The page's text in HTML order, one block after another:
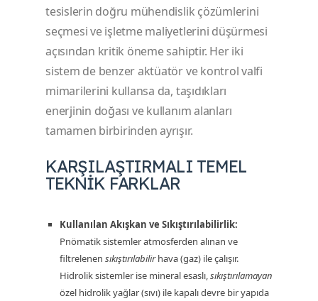
tesislerin doğru mühendislik çözümlerini
seçmesi ve işletme maliyetlerini düşürmesi
açısından kritik öneme sahiptir. Her iki
sistem de benzer aktüatör ve kontrol valfi
mimarilerini kullansa da, taşıdıkları
enerjinin doğası ve kullanım alanları
tamamen birbirinden ayrışır.
KARŞILAŞTIRMALI TEMEL
TEKNIK FARKLAR
Kullanılan Akışkan ve Sıkıştırılabilirlik:
Pnömatik sistemler atmosferden alınan ve
filtrelenen sıkıştırılabilirhava (gaz) ile çalışır.
Hidrolik sistemler ise mineral esaslı,sıkıştırılamayan
özel hidrolik yağlar (sıvı) ile kapalı devre bir yapıda